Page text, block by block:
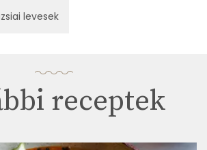
levesek
receptek